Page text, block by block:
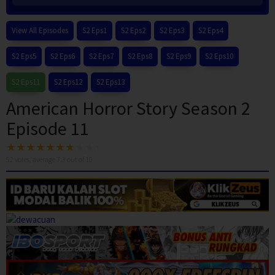
View All Episodes S2 Eps1 S2 Eps2 S2 Eps3 S2 Eps4
S2 Eps5 S2 Eps6 S2 Eps7 S2 Eps8 S2 Eps9 S2 Eps10
S2 Eps11 S2 Eps12 S2 Eps13
American Horror Story Season 2
Episode 11